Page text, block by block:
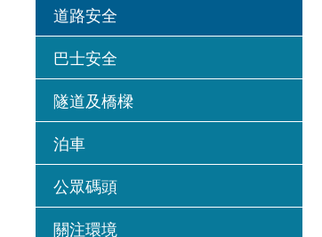
道路安全
巴士安全
隧道及橋樑
泊車
公眾碼頭
關注環境